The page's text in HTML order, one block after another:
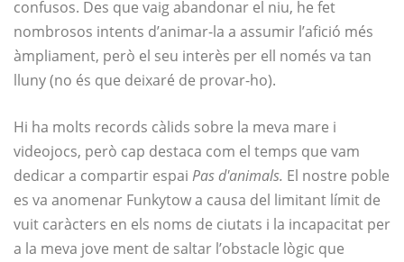
confusos. Des que vaig abandonar el niu, he fet
nombrosos intents d’animar-la a assumir l’afició més
àmpliament, però el seu interès per ell només va tan
lluny (no és que deixaré de provar-ho).
Hi ha molts records càlids sobre la meva mare i
videojocs, però cap destaca com el temps que vam
dedicar a compartir espai Pas d'animals. El nostre poble
es va anomenar Funkytow a causa del limitant límit de
vuit caràcters en els noms de ciutats i la incapacitat per
a la meva jove ment de saltar l’obstacle lògic que